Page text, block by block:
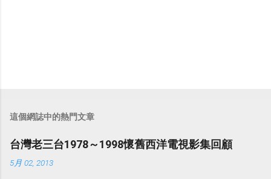
這個網誌中的熱門文章
台灣老三台1978～1998懷舊西洋電視影集回顧
5月 02, 2013